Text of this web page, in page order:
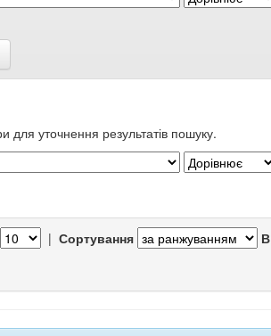
для уточнення результатів пошуку.
| Сортування